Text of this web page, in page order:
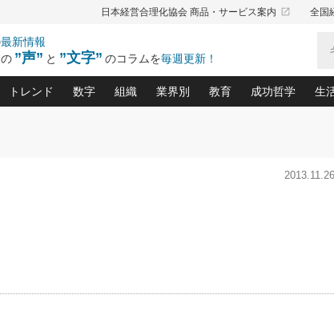
日本経営合理化協会 商品・サービス案内 launch 全国
最新情報
の ”声” と ”文字” のコラムを毎週更新！
」の極意
略(77)
トレンド 数字 組織
顧客・社員・社会から支持される「ウェ
業界別
大久保一彦の“流行る”お店の仕
教育
あなただからお願いし
デキル社員に育てる
東川鷹年の「中小企業
成功哲学
中国哲学に学
令和時代の「
先人の名句名
渡部昇一の「
経営に活かす
生
2013.11.26